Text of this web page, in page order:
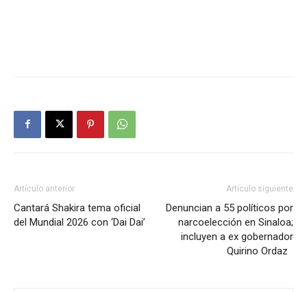
Artículo anterior
Cantará Shakira tema oficial
del Mundial 2026 con ‘Dai Dai’
Artículo siguiente
Denuncian a 55 políticos por
narcoelección en Sinaloa;
incluyen a ex gobernador
Quirino Ordaz